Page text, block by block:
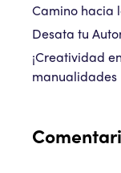
Camino hacia
Desata tu
¡Creatividad
manualidades